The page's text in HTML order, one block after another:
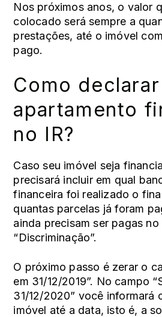
Nos próximos anos, o valor
colocado será sempre a
prestações, até o imóvel
pago.
Como declarar
apartamento
no IR?
Caso seu imóvel seja
precisará incluir em qual
financeira foi realizado o
quantas parcelas já foram
ainda precisam ser pagas
“Discriminação”.
O próximo passo é zerar o
em 31/12/2019”. No campo
31/12/2020” você informará
imóvel até a data, isto é, a